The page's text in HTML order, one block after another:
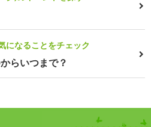
になることをチェック
らいつまで？